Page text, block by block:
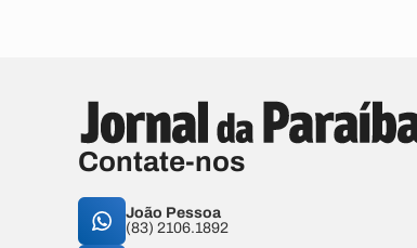
Contate-nos
João Pessoa
(83) 2106.1892